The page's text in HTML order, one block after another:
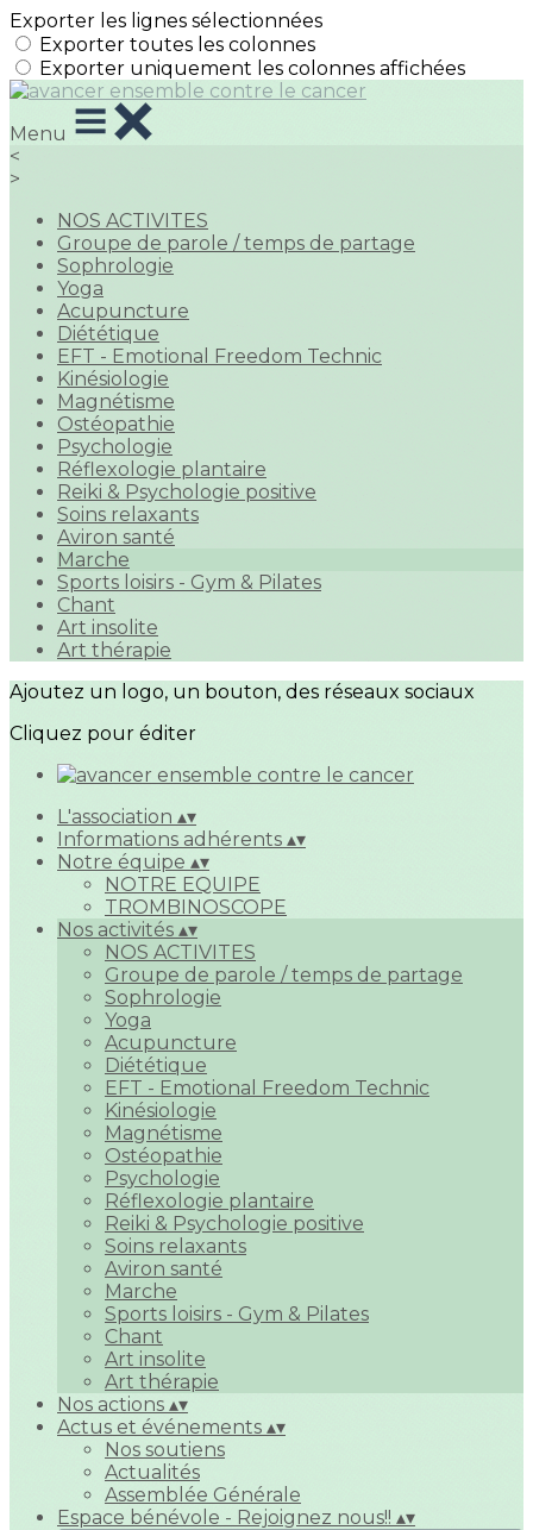
Exporter les lignes sélectionnées
Exporter toutes les colonnes
Exporter uniquement les colonnes affichées
Menu
<
>
NOS ACTIVITES
Groupe de parole / temps de partage
Sophrologie
Yoga
Acupuncture
Diététique
EFT - Emotional Freedom Technic
Kinésiologie
Magnétisme
Ostéopathie
Psychologie
Réflexologie plantaire
Reiki & Psychologie positive
Soins relaxants
Aviron santé
Marche
Sports loisirs - Gym & Pilates
Chant
Art insolite
Art thérapie
Ajoutez un logo, un bouton, des réseaux sociaux
Cliquez pour éditer
L'association ▴▾
Informations adhérents ▴▾
Notre équipe ▴▾
NOTRE EQUIPE
TROMBINOSCOPE
Nos activités ▴▾
NOS ACTIVITES
Groupe de parole / temps de partage
Sophrologie
Yoga
Acupuncture
Diététique
EFT - Emotional Freedom Technic
Kinésiologie
Magnétisme
Ostéopathie
Psychologie
Réflexologie plantaire
Reiki & Psychologie positive
Soins relaxants
Aviron santé
Marche
Sports loisirs - Gym & Pilates
Chant
Art insolite
Art thérapie
Nos actions ▴▾
Actus et événements ▴▾
Nos soutiens
Actualités
Assemblée Générale
Espace bénévole - Rejoignez nous!! ▴▾